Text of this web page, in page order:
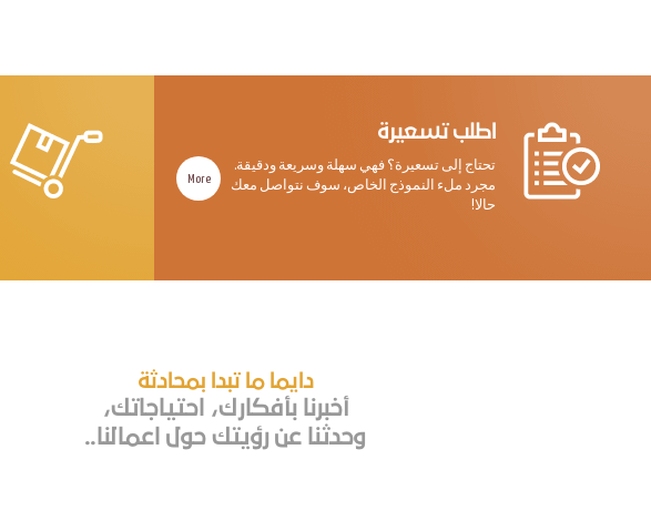
اطلب تسعيرة
تحتاج إلى تسعيرة؟ فهي سهلة وسريعة ودقيقة.
مجرد ملء النموذج الخاص، سوف نتواصل معك
حالا!
More
دايما ما تبدا بمحادثة
أخبرنا بأفكارك، احتياجاتك،
وحدثنا عن رؤيتك حول اعمالنا..